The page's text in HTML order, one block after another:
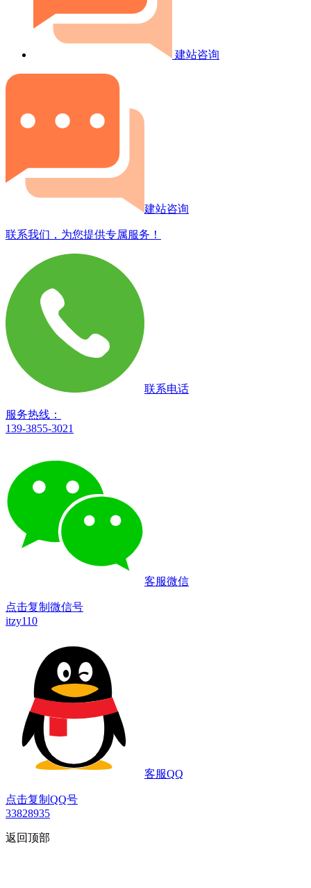
建站咨询
建站咨询
联系我们，为您提供专属服务！
联系电话
服务热线：
139-3855-3021
客服微信
点击复制微信号
itzy110
客服QQ
点击复制QQ号
33828935
返回顶部